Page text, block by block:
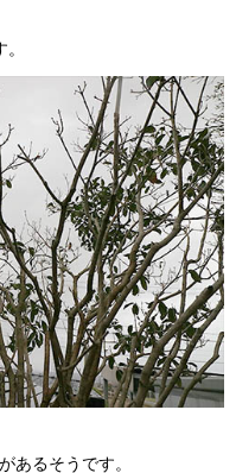
あるそうです。